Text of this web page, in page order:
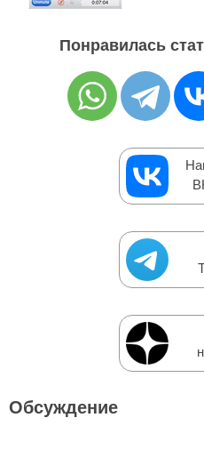
Понравилась
Обсуждение